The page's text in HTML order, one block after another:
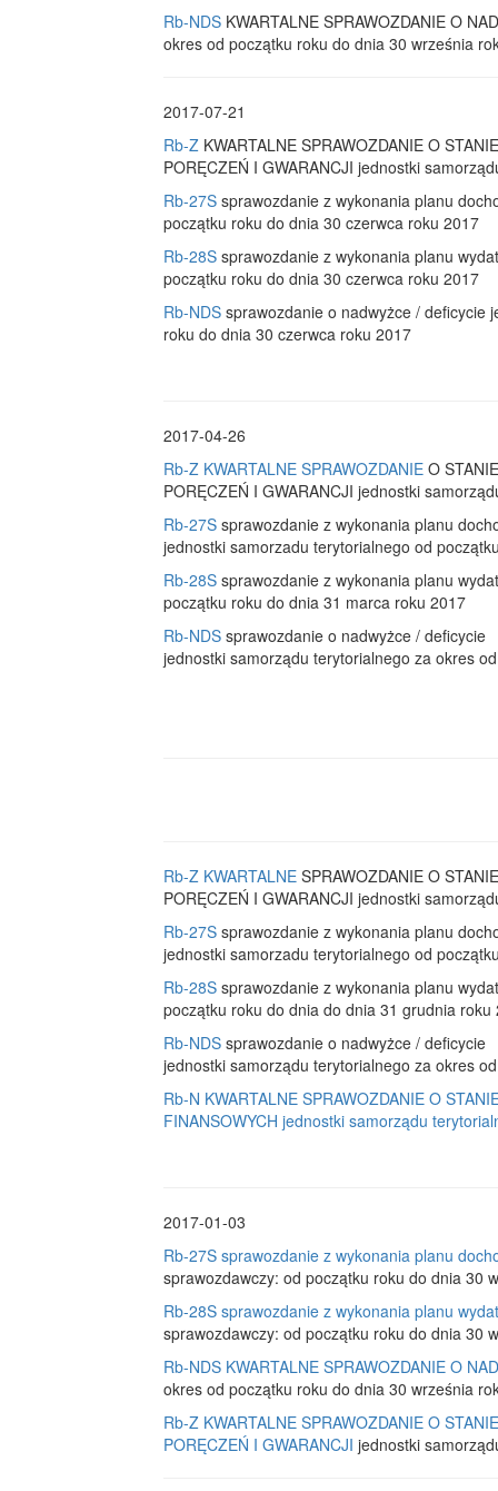
Rb-NDS KWARTALNE SPRAWOZDANIE O
okres od początku roku do dnia 30 września
2017-07-21
Rb-Z KWARTALNE SPRAWOZDANIE O
PORĘCZEŃ I GWARANCJI jednostki
Rb-27S sprawozdanie z wykonania planu
początku roku do dnia 30 czerwca roku 2017
Rb-28S sprawozdanie z wykonania planu
początku roku do dnia 30 czerwca roku 2017
Rb-NDS sprawozdanie o nadwyżce / deficycie
roku do dnia 30 czerwca roku 2017
2017-04-26
Rb-Z KWARTALNE SPRAWOZDANIE O
PORĘCZEŃ I GWARANCJI jednostki
Rb-27S sprawozdanie z wykonania planu
jednostki samorzadu terytorialnego od
Rb-28S sprawozdanie z wykonania planu
początku roku do dnia 31 marca roku 2017
Rb-NDS sprawozdanie o nadwyżce / deficycie
jednostki samorządu terytorialnego za okres
Rb-Z KWARTALNE SPRAWOZDANIE O
PORĘCZEŃ I GWARANCJI jednostki
Rb-27S sprawozdanie z wykonania planu
jednostki samorzadu terytorialnego od
Rb-28S sprawozdanie z wykonania planu
początku roku do dnia do dnia 31 grudnia roku
Rb-NDS sprawozdanie o nadwyżce / deficycie
jednostki samorządu terytorialnego za okres
Rb-N KWARTALNE SPRAWOZDANIE O
FINANSOWYCH jednostki samorządu
2017-01-03
Rb-27S sprawozdanie z wykonania planu
sprawozdawczy: od początku roku do dnia 30
Rb-28S sprawozdanie z wykonania planu
sprawozdawczy: od początku roku do dnia 30
Rb-NDS KWARTALNE SPRAWOZDANIE O
okres od początku roku do dnia 30 września
Rb-Z KWARTALNE SPRAWOZDANIE O
PORĘCZEŃ I GWARANCJI jednostki